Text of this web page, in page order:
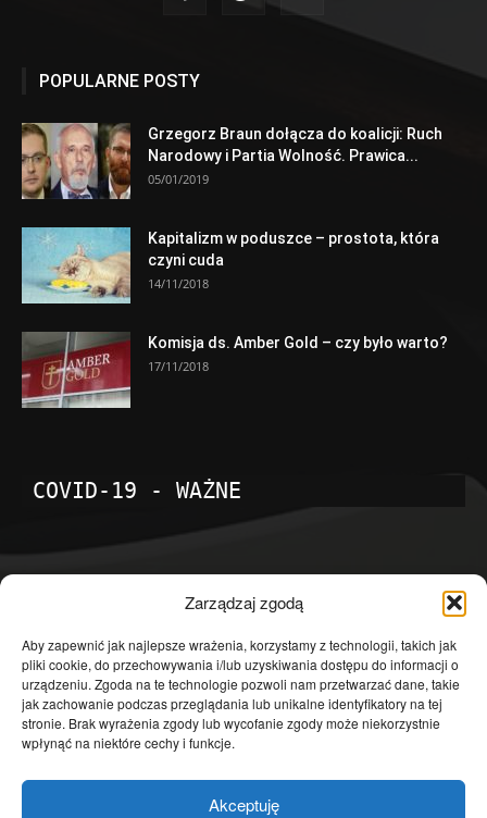
Zarządzaj zgodą
Aby zapewnić jak najlepsze wrażenia, korzystamy z technologii, takich jak
pliki cookie, do przechowywania i/lub uzyskiwania dostępu do informacji o
urządzeniu. Zgoda na te technologie pozwoli nam przetwarzać dane, takie
jak zachowanie podczas przeglądania lub unikalne identyfikatory na tej
stronie. Brak wyrażenia zgody lub wycofanie zgody może niekorzystnie
wpłynąć na niektóre cechy i funkcje.
Akceptuję
POPULARNE POSTY
Grzegorz Braun dołącza do koalicji: Ruch
Narodowy i Partia Wolność. Prawica...
05/01/2019
Kapitalizm w poduszce – prostota, która
czyni cuda
14/11/2018
Komisja ds. Amber Gold – czy było warto?
17/11/2018
COVID-19 - WAŻNE
Temat dnia
4601
Publicystyka
4363
Polityka
3639
Polska
Społeczeństwo
2823